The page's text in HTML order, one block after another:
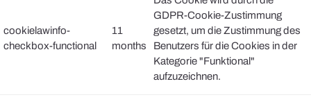
cookielawinfo-
checkbox-functional
11
months
GDPR-Cookie-Zustimmung
gesetzt, um die Zustimmung des
Benutzers für die Cookies in der
Kategorie "Funktional"
aufzuzeichnen.